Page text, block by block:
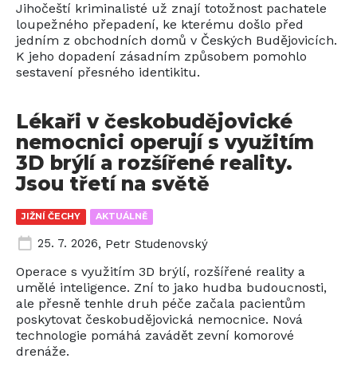
Jihočeští kriminalisté už znají totožnost pachatele
loupežného přepadení, ke kterému došlo před
jedním z obchodních domů v Českých Budějovicích.
K jeho dopadení zásadním způsobem pomohlo
sestavení přesného identikitu.
JIŽNÍ ČECHY AKTUÁLNĚ
Lékaři v českobudějovické
nemocnici operují s využitím
3D brýlí a rozšířené reality.
Jsou třetí na světě
25. 7. 2026, Petr Studenovský
Operace s využitím 3D brýlí, rozšířené reality a
umělé inteligence. Zní to jako hudba budoucnosti,
ale přesně tenhle druh péče začala pacientům
poskytovat českobudějovická nemocnice. Nová
technologie pomáhá zavádět zevní komorové
drenáže.